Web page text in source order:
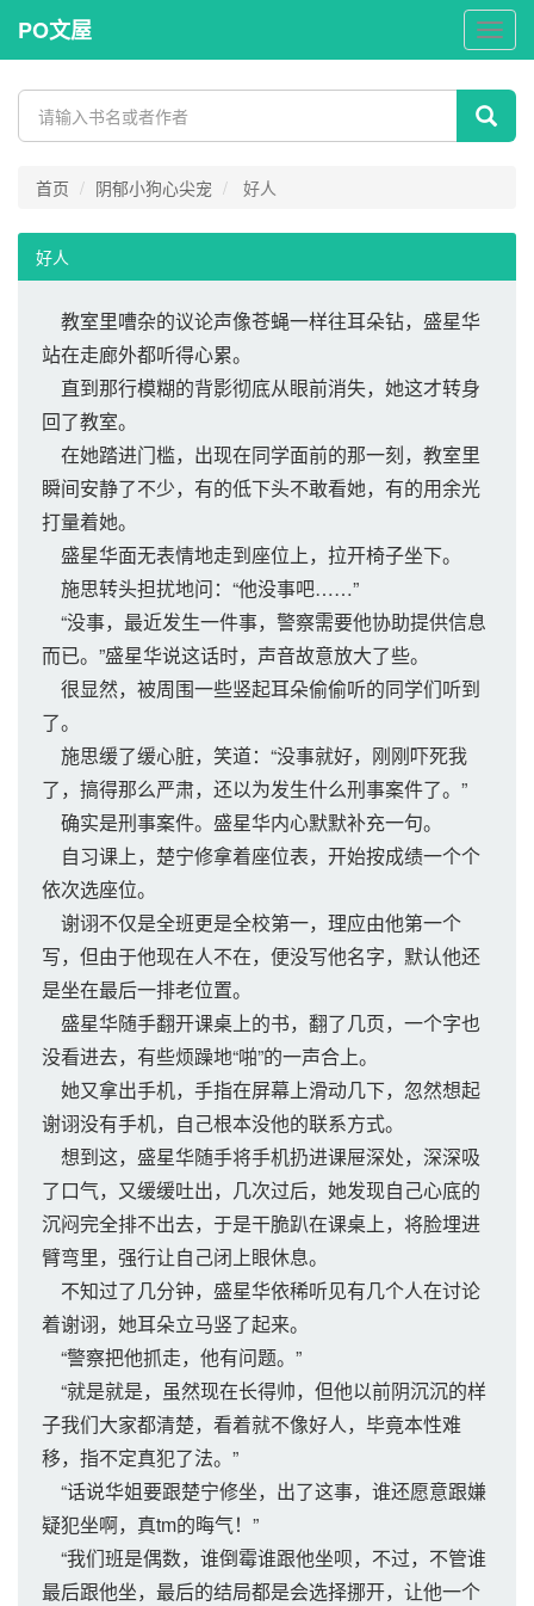
PO
文
PO文屋
首页 阴郁小狗心尖宠 好人
好人
教室里嘈杂的议论声像苍蝇一样往耳朵钻，盛星华
站在走廊外都听得心累。
直到那行模糊的背影彻底从眼前消失，她这才转身
回了教室。
在她踏进门槛，出现在同学面前的那一刻，教室里
瞬间安静了不少，有的低下头不敢看她，有的用余光
打量着她。
盛星华面无表情地走到座位上，拉开椅子坐下。
施思转头担扰地问：“他没事吧……”
“没事，最近发生一件事，警察需要他协助提供信息
而已。”盛星华说这话时，声音故意放大了些。
很显然，被周围一些竖起耳朵偷偷听的同学们听到
了。
施思缓了缓心脏，笑道：“没事就好，刚刚吓死我
了，搞得那么严肃，还以为发生什么刑事案件了。”
确实是刑事案件。盛星华内心默默补充一句。
自习课上，楚宁修拿着座位表，开始按成绩一个个
依次选座位。
谢诩不仅是全班更是全校第一，理应由他第一个
写，但由于他现在人不在，便没写他名字，默认他还
是坐在最后一排老位置。
盛星华随手翻开课桌上的书，翻了几页，一个字也
没看进去，有些烦躁地“啪”的一声合上。
她又拿出手机，手指在屏幕上滑动几下，忽然想起
谢诩没有手机，自己根本没他的联系方式。
想到这，盛星华随手将手机扔进课屉深处，深深吸
了口气，又缓缓吐出，几次过后，她发现自己心底的
沉闷完全排不出去，于是干脆趴在课桌上，将脸埋进
臂弯里，强行让自己闭上眼休息。
不知过了几分钟，盛星华依稀听见有几个人在讨论
着谢诩，她耳朵立马竖了起来。
“警察把他抓走，他有问题。”
“就是就是，虽然现在长得帅，但他以前阴沉沉的样
子我们大家都清楚，看着就不像好人，毕竟本性难
移，指不定真犯了法。”
“话说华姐要跟楚宁修坐，出了这事，谁还愿意跟嫌
疑犯坐啊，真tm的晦气！”
“我们班是偶数，谁倒霉谁跟他坐呗，不过，不管谁
最后跟他坐，最后的结局都是会选择挪开，让他一个